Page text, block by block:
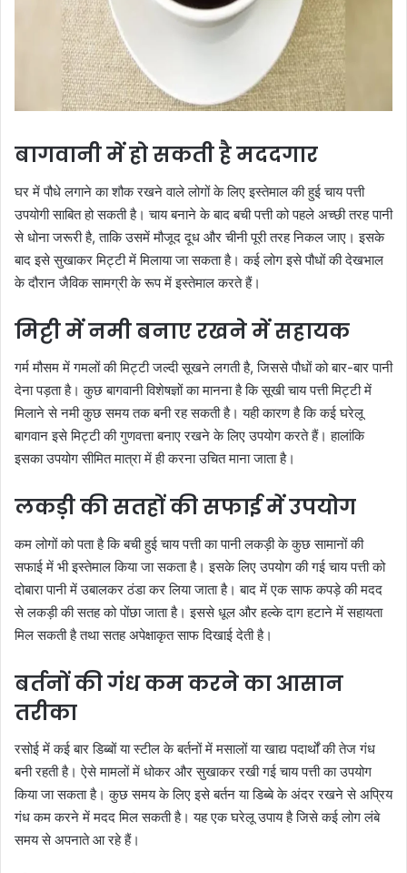
बागवानी में हो सकती है मददगार
घर में पौधे लगाने का शौक रखने वाले लोगों के लिए इस्तेमाल की हुई चाय पत्ती
उपयोगी साबित हो सकती है। चाय बनाने के बाद बची पत्ती को पहले अच्छी तरह पानी
से धोना जरूरी है, ताकि उसमें मौजूद दूध और चीनी पूरी तरह निकल जाए। इसके
बाद इसे सुखाकर मिट्टी में मिलाया जा सकता है। कई लोग इसे पौधों की देखभाल
के दौरान जैविक सामग्री के रूप में इस्तेमाल करते हैं।
मिट्टी में नमी बनाए रखने में सहायक
गर्म मौसम में गमलों की मिट्टी जल्दी सूखने लगती है, जिससे पौधों को बार-बार पानी
देना पड़ता है। कुछ बागवानी विशेषज्ञों का मानना है कि सूखी चाय पत्ती मिट्टी में
मिलाने से नमी कुछ समय तक बनी रह सकती है। यही कारण है कि कई घरेलू
बागवान इसे मिट्टी की गुणवत्ता बनाए रखने के लिए उपयोग करते हैं। हालांकि
इसका उपयोग सीमित मात्रा में ही करना उचित माना जाता है।
लकड़ी की सतहों की सफाई में उपयोग
कम लोगों को पता है कि बची हुई चाय पत्ती का पानी लकड़ी के कुछ सामानों की
सफाई में भी इस्तेमाल किया जा सकता है। इसके लिए उपयोग की गई चाय पत्ती को
दोबारा पानी में उबालकर ठंडा कर लिया जाता है। बाद में एक साफ कपड़े की मदद
से लकड़ी की सतह को पोंछा जाता है। इससे धूल और हल्के दाग हटाने में सहायता
मिल सकती है तथा सतह अपेक्षाकृत साफ दिखाई देती है।
बर्तनों की गंध कम करने का आसान
तरीका
रसोई में कई बार डिब्बों या स्टील के बर्तनों में मसालों या खाद्य पदार्थों की तेज गंध
बनी रहती है। ऐसे मामलों में धोकर और सुखाकर रखी गई चाय पत्ती का उपयोग
किया जा सकता है। कुछ समय के लिए इसे बर्तन या डिब्बे के अंदर रखने से अप्रिय
गंध कम करने में मदद मिल सकती है। यह एक घरेलू उपाय है जिसे कई लोग लंबे
समय से अपनाते आ रहे हैं।